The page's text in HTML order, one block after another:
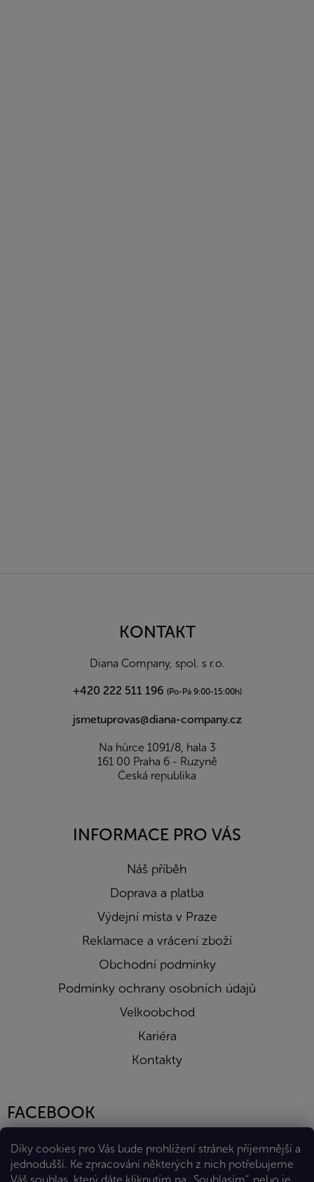
Díky cookies pro Vás bude prohlížení stránek příjemnější a
jednodušší. Ke zpracování některých z nich potřebujeme
KONTAKT
Diana Company, spol. s r.o.
+420 222 511 196 (Po-Pá 9:00-15:00h)
jsmetuprovas@diana-company.cz
Na hůrce 1091/8, hala 3
161 00 Praha 6 - Ruzyně
Česká republika
INFORMACE PRO VÁS
Náš příběh
Doprava a platba
Výdejní místa v Praze
Reklamace a vrácení zboží
Obchodní podmínky
Podmínky ochrany osobních údajů
Velkoobchod
Kariéra
Kontakty
FACEBOOK